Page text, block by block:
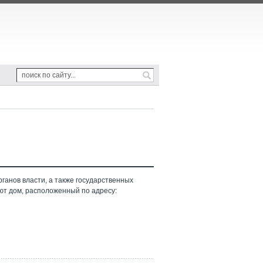
власти, а также государственных
дом, расположенный по адресу: